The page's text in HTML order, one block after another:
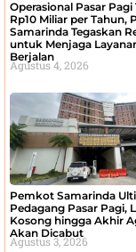
Operasional Pasar Pagi
Rp10 Miliar per Tahun,
Samarinda Tegaskan
untuk Menjaga
Berjalan
Agustus 4, 2026
Pemkot Samarinda
Pedagang Pasar Pagi,
Kosong hingga Akhir
Akan Dicabut
Agustus 3, 2026